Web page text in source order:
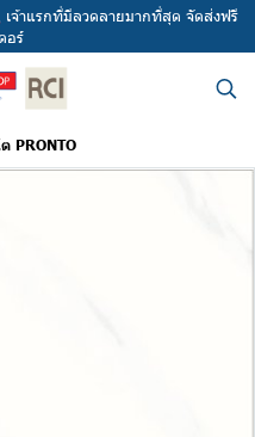
เจ้าแรกที่มีลวดลายมากที่สุด จัดส่งฟรี
อร์
PRONTO